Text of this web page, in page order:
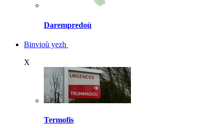
Darempredoù
Binvioù yezh
X
Termofis